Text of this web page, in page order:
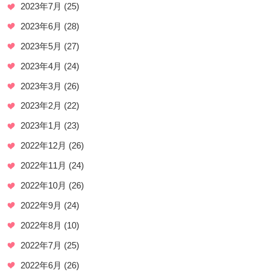
2023年7月 (25)
2023年6月 (28)
2023年5月 (27)
2023年4月 (24)
2023年3月 (26)
2023年2月 (22)
2023年1月 (23)
2022年12月 (26)
2022年11月 (24)
2022年10月 (26)
2022年9月 (24)
2022年8月 (10)
2022年7月 (25)
2022年6月 (26)